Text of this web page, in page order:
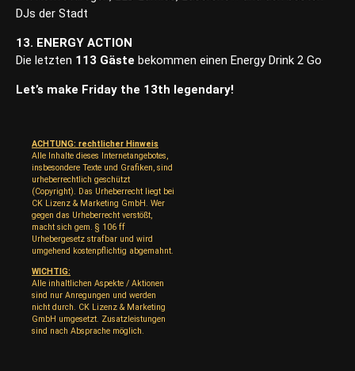
DJs der Stadt
13. ENERGY ACTION
Die letzten 113 Gäste bekommen einen Energy Drink 2 Go
Let’s make Friday the 13th legendary!
ACHTUNG: rechtlicher Hinweis
Alle Inhalte dieses Internetangebotes,
insbesondere Texte und Grafiken, sind
urheberrechtlich geschützt
(Copyright). Das Urheberrecht liegt bei
CK Lizenz & Marketing GmbH. Wer
gegen das Urheberrecht verstößt,
macht sich gem. § 106 ff
Urhebergesetz strafbar und wird
umgehend kostenpflichtig abgemahnt.
WICHTIG:
Alle inhaltlichen Aspekte / Aktionen
sind nur Anregungen und werden
nicht durch. CK Lizenz & Marketing
GmbH umgesetzt. Zusatzleistungen
sind nach Absprache möglich.